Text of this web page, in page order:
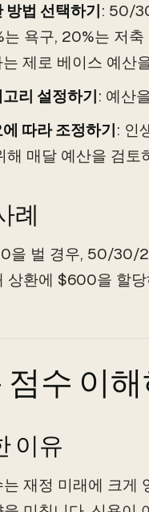
방법 선택하기: 50/
욕구, 20%는 저축
제로 베이스 예산
리 설정하기: 예산
따라 조정하기: 인
해 매달 예산을 검토
례
을 벌 경우, 50/30/
상환에 $600을 할
점수 이
이유
재정 미래에 크게